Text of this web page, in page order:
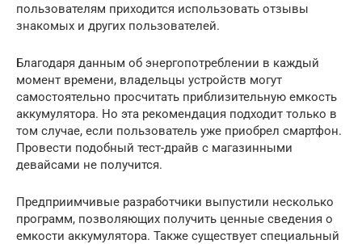
пользователям приходится использовать отзывы
знакомых и других пользователей.
Благодаря данным об энергопотреблении в каждый
момент времени, владельцы устройств могут
самостоятельно просчитать приблизительную емкость
аккумулятора. Но эта рекомендация подходит только в
том случае, если пользователь уже приобрел смартфон.
Провести подобный тест-драйв с магазинными
девайсами не получится.
Предприимчивые разработчики выпустили несколько
программ, позволяющих получить ценные сведения о
емкости аккумулятора. Также существует специальный